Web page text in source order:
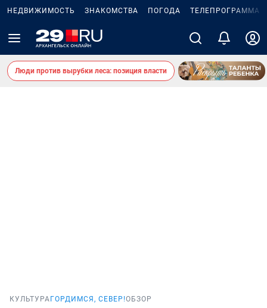
НЕДВИЖИМОСТЬ ЗНАКОМСТВА ПОГОДА ТЕЛЕПРОГРАММА
Люди против вырубки леса: позиция власти
КУЛЬТУРА ГОРДИМСЯ, СЕВЕР!ОБЗОР